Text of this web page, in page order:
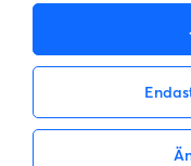
08-22 00
E-post: